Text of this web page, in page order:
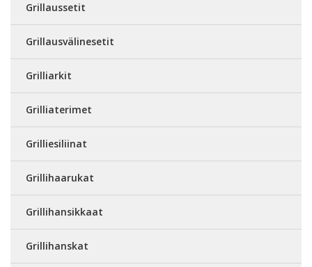
Grillaussetit
Grillausvälinesetit
Grilliarkit
Grilliaterimet
Grilliesiliinat
Grillihaarukat
Grillihansikkaat
Grillihanskat